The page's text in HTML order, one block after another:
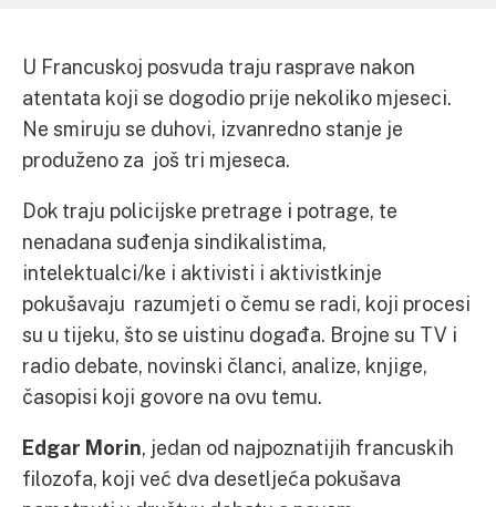
U Francuskoj posvuda traju rasprave nakon
atentata koji se dogodio prije nekoliko mjeseci.
Ne smiruju se duhovi, izvanredno stanje je
produženo za još tri mjeseca.
Dok traju policijske pretrage i potrage, te
nenadana suđenja sindikalistima,
intelektualci/ke i aktivisti i aktivistkinje
pokušavaju razumjeti o čemu se radi, koji procesi
su u tijeku, što se uistinu događa. Brojne su TV i
radio debate, novinski članci, analize, knjige,
časopisi koji govore na ovu temu.
Edgar Morin, jedan od najpoznatijih francuskih
filozofa, koji već dva desetljeća pokušava